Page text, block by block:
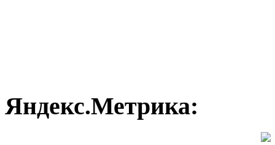
Яндекс.Метрика: